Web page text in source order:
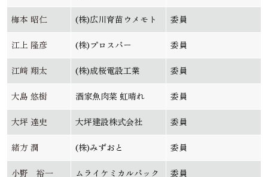
梅本 昭仁 (株)広川育苗ウメモト 委員
江上 隆彦 (株)プロスパー 委員
江﨑 翔太 (株)成桜電設工業 委員
大島 悠樹 酒家魚肉菜 虹晴れ 委員
大坪 達史 大坪建設株式会社 委員
緒方 潤 (株)みずおと 委員
小野 裕一 ムライケミカルパック 委員